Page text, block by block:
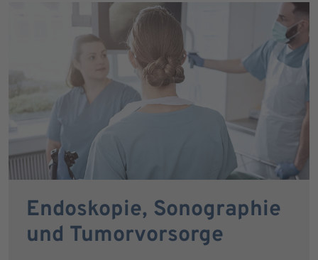
Endoskopie, Sonographie
und Tumorvorsorge